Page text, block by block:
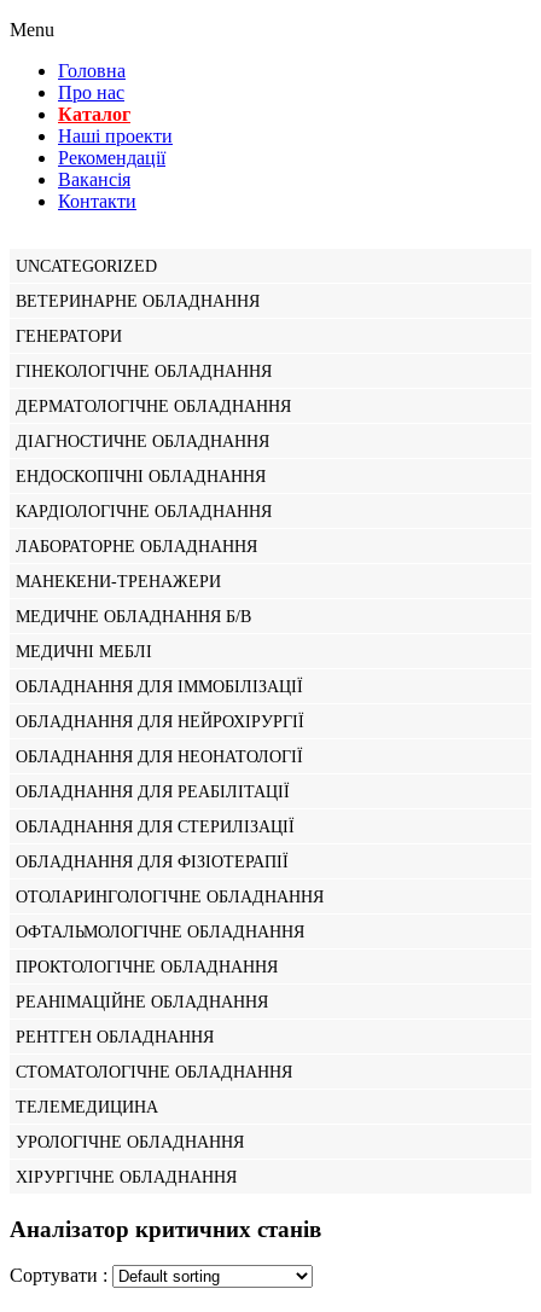
Menu
Головна
Про нас
Каталог
Нашi проекти
Рекомендації
Вакансiя
Контакти
UNCATEGORIZED
ВЕТЕРИНАРНЕ ОБЛАДНАННЯ
ГЕНЕРАТОРИ
ГІНЕКОЛОГІЧНЕ ОБЛАДНАННЯ
ДЕРМАТОЛОГІЧНЕ ОБЛАДНАННЯ
ДІАГНОСТИЧНЕ ОБЛАДНАННЯ
ЕНДОСКОПІЧНІ ОБЛАДНАННЯ
КАРДІОЛОГІЧНЕ ОБЛАДНАННЯ
ЛАБОРАТОРНЕ ОБЛАДНАННЯ
МАНЕКЕНИ-ТРЕНАЖЕРИ
МЕДИЧНЕ ОБЛАДНАННЯ Б/В
МЕДИЧНІ МЕБЛІ
ОБЛАДНАННЯ ДЛЯ ІММОБІЛІЗАЦІЇ
ОБЛАДНАННЯ ДЛЯ НЕЙРОХІРУРГІЇ
ОБЛАДНАННЯ ДЛЯ НЕОНАТОЛОГІЇ
ОБЛАДНАННЯ ДЛЯ РЕАБІЛІТАЦІЇ
ОБЛАДНАННЯ ДЛЯ СТЕРИЛІЗАЦІЇ
ОБЛАДНАННЯ ДЛЯ ФІЗІОТЕРАПІЇ
ОТОЛАРИНГОЛОГІЧНЕ ОБЛАДНАННЯ
ОФТАЛЬМОЛОГІЧНЕ ОБЛАДНАННЯ
ПРОКТОЛОГІЧНЕ ОБЛАДНАННЯ
РЕАНІМАЦІЙНЕ ОБЛАДНАННЯ
РЕНТГЕН ОБЛАДНАННЯ
СТОМАТОЛОГІЧНЕ ОБЛАДНАННЯ
ТЕЛЕМЕДИЦИНА
УРОЛОГІЧНЕ ОБЛАДНАННЯ
ХІРУРГІЧНЕ ОБЛАДНАННЯ
Аналізатор критичних станів
Сортувати :